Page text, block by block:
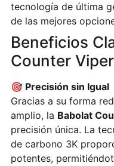
tecnología de última
de las mejores
Beneficios
Counter Viper
🎯 Precisión sin Igual
Gracias a su forma
amplio, la Babolat
precisión única. La
de carbono 3K
potentes,